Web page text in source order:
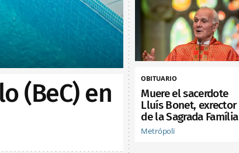
(BeC) en
OBITUARIO
Muere el sacerdote
Lluís Bonet, exrector
de la Sagrada Família
Metrópoli